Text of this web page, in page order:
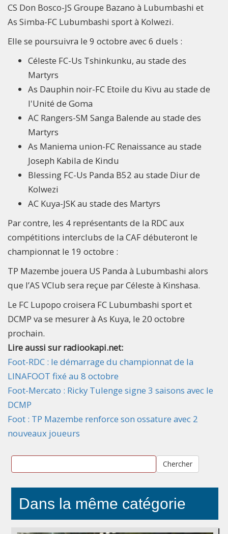
CS Don Bosco-JS Groupe Bazano à Lubumbashi et
As Simba-FC Lubumbashi sport à Kolwezi.
Elle se poursuivra le 9 octobre avec 6 duels :
Céleste FC-Us Tshinkunku, au stade des
Martyrs
As Dauphin noir-FC Etoile du Kivu au stade de
l'Unité de Goma
AC Rangers-SM Sanga Balende au stade des
Martyrs
As Maniema union-FC Renaissance au stade
Joseph Kabila de Kindu
Blessing FC-Us Panda B52 au stade Diur de
Kolwezi
AC Kuya-JSK au stade des Martyrs
Par contre, les 4 représentants de la RDC aux
compétitions interclubs de la CAF débuteront le
championnat le 19 octobre :
TP Mazembe jouera US Panda à Lubumbashi alors
que l’AS VClub sera reçue par Céleste à Kinshasa.
Le FC Lupopo croisera FC Lubumbashi sport et
DCMP va se mesurer à As Kuya, le 20 octobre
prochain.
Lire aussi sur radiookapi.net:
Foot-RDC : le démarrage du championnat de la
LINAFOOT fixé au 8 octobre
Foot-Mercato : Ricky Tulenge signe 3 saisons avec le
DCMP
Foot : TP Mazembe renforce son ossature avec 2
nouveaux joueurs
Chercher
Dans la même catégorie